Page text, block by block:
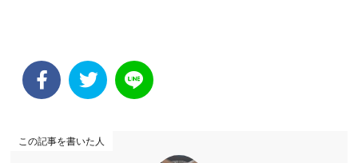
この記事を書いた人